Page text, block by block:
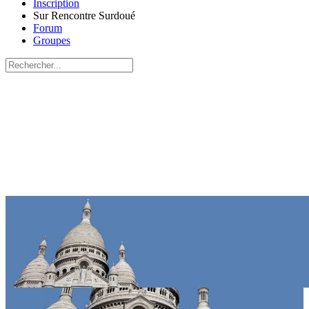
Inscription
Sur Rencontre Surdoué
Forum
Groupes
Recherche
pour: